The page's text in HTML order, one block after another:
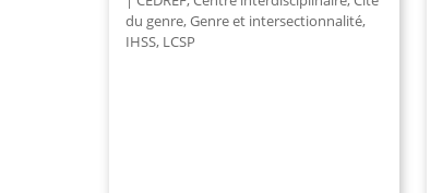
du genre,Genre et intersectionnalité,
IHSS, LCSP